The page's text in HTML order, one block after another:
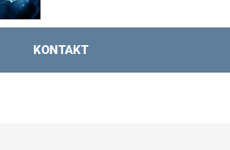
KONTAKT